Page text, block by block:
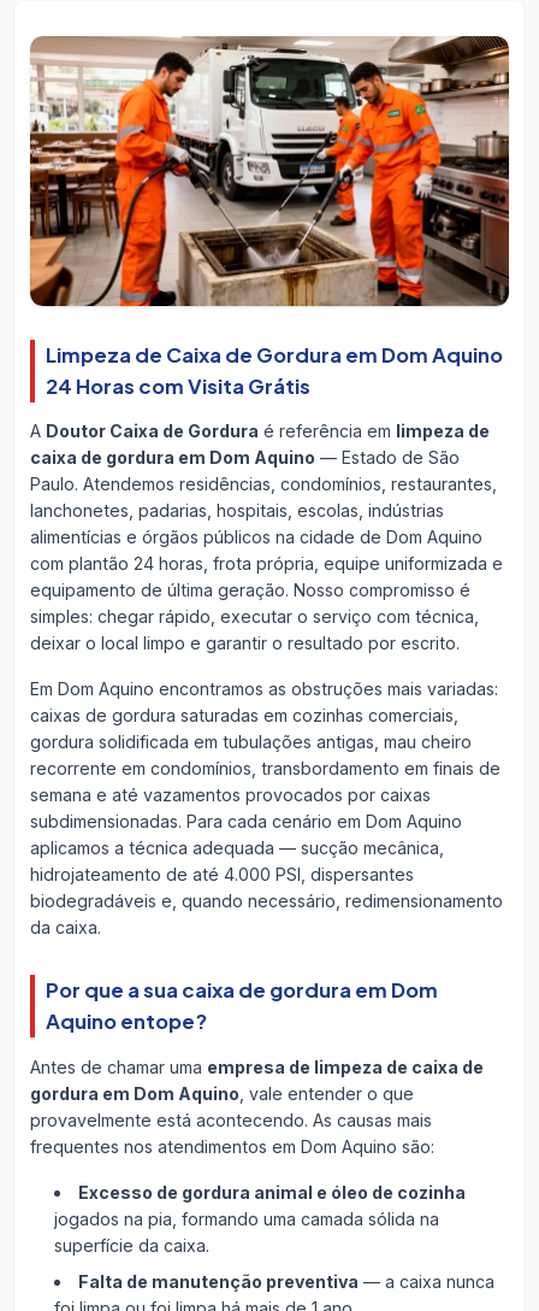
Limpeza de Caixa de Gordura em Dom Aquino
24 Horas com Visita Grátis
A Doutor Caixa de Gordura é referência em limpeza de
caixa de gordura em Dom Aquino — Estado de São
Paulo. Atendemos residências, condomínios, restaurantes,
lanchonetes, padarias, hospitais, escolas, indústrias
alimentícias e órgãos públicos na cidade de Dom Aquino
com plantão 24 horas, frota própria, equipe uniformizada e
equipamento de última geração. Nosso compromisso é
simples: chegar rápido, executar o serviço com técnica,
deixar o local limpo e garantir o resultado por escrito.
Em Dom Aquino encontramos as obstruções mais variadas:
caixas de gordura saturadas em cozinhas comerciais,
gordura solidificada em tubulações antigas, mau cheiro
recorrente em condomínios, transbordamento em finais de
semana e até vazamentos provocados por caixas
subdimensionadas. Para cada cenário em Dom Aquino
aplicamos a técnica adequada — sucção mecânica,
hidrojateamento de até 4.000 PSI, dispersantes
biodegradáveis e, quando necessário, redimensionamento
da caixa.
Por que a sua caixa de gordura em Dom
Aquino entope?
Antes de chamar uma empresa de limpeza de caixa de
gordura em Dom Aquino , vale entender o que
provavelmente está acontecendo. As causas mais
frequentes nos atendimentos em Dom Aquino são:
Excesso de gordura animal e óleo de cozinha
jogados na pia, formando uma camada sólida na
superfície da caixa.
Falta de manutenção preventiva — a caixa nunca